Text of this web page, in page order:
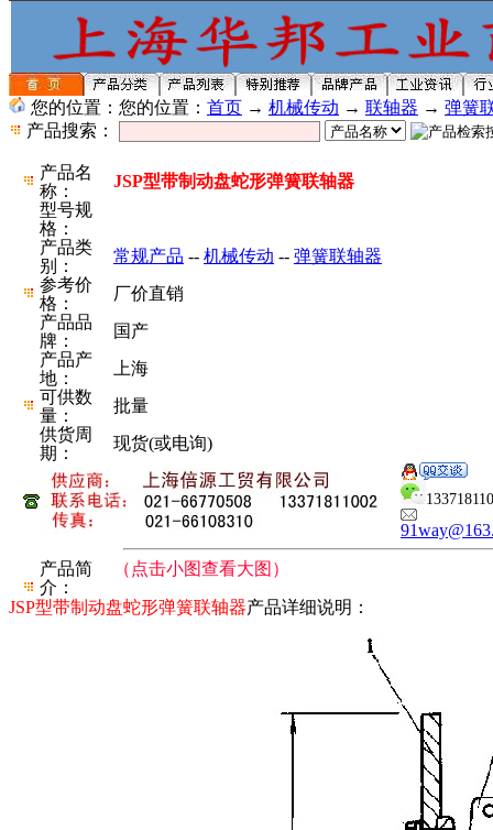
您的位置：您的位置： 首页 → 机械传动 → 联轴器 → 弹簧
产品搜索：
产品名
称：
JSP型带制动盘蛇形弹簧联轴器
型号规
格：
产品类
别：
常规产品 -- 机械传动 -- 弹簧联轴器
参考价
格：
厂价直销
产品品
牌：
国产
产品产
地：
上海
可供数
量：
批量
供货周
期：
现货(或电询)
产品简
介：
（点击小图查看大图）
JSP型带制动盘蛇形弹簧联轴器产品详细说明：